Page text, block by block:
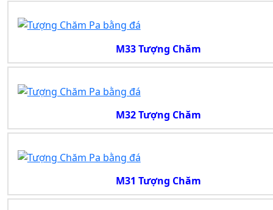
M33 Tượng Chăm
M32 Tượng Chăm
M31 Tượng Chăm